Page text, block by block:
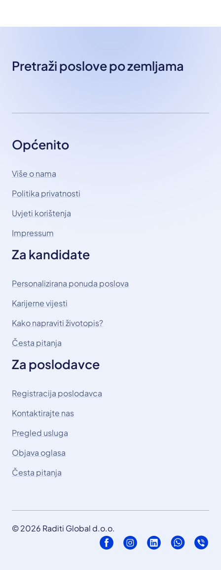
Pretraži poslove po zemljama
Općenito
Više o nama
Politika privatnosti
Uvjeti korištenja
Impressum
Za kandidate
Personalizirana ponuda poslova
Karijerne vijesti
Kako napraviti životopis?
Česta pitanja
Za poslodavce
Registracija poslodavca
Kontaktirajte nas
Pregled usluga
Objava oglasa
Česta pitanja
© 2026 Raditi Global d.o.o.